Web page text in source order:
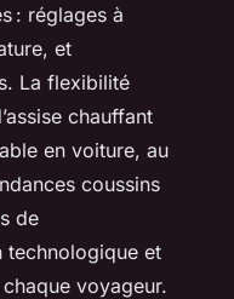
: réglages à
et
La flexibilité
chauffant
en voiture, au
coussins
de
technologique et
voyageur.